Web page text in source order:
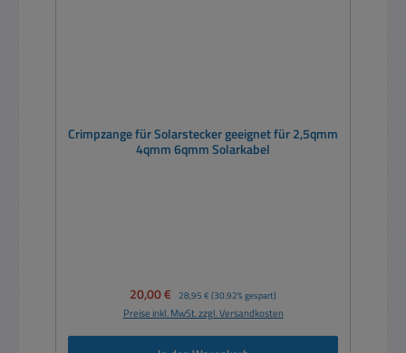
Crimpzange für Solarstecker geeignet für 2,5qmm
4qmm 6qmm Solarkabel
Verkaufspreis:
20,00 € Regulärer Preis:
28,95 € (30.92% gespart)
Preise inkl. MwSt. zzgl. Versandkosten